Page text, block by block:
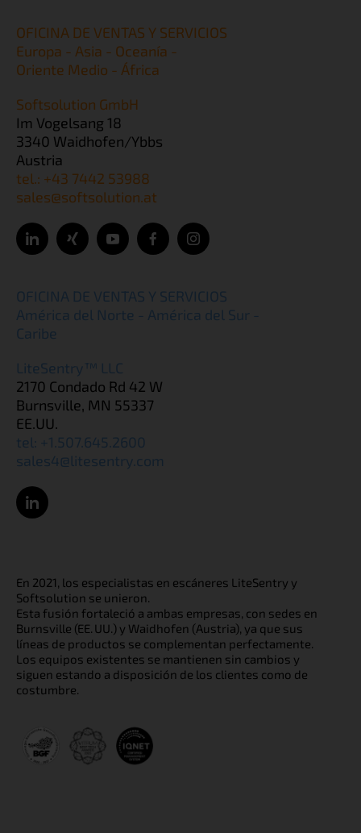
OFICINA DE VENTAS Y SERVICIOS
Europa - Asia - Oceanía -
Oriente Medio - África
Softsolution GmbH
Im Vogelsang 18
3340 Waidhofen/Ybbs
Austria
tel.: +43 7442 53988
sales@softsolution.at
OFICINA DE VENTAS Y SERVICIOS
América del Norte - América del Sur -
Caribe
LiteSentry™ LLC
2170 Condado Rd 42 W
Burnsville, MN 55337
EE.UU.
tel: +1.507.645.2600
sales4@litesentry.com
En 2021, los especialistas en escáneres LiteSentry y
Softsolution se unieron.
Esta fusión fortaleció a ambas empresas, con sedes en
Burnsville (EE. UU.) y Waidhofen (Austria), ya que sus
líneas de productos se complementan perfectamente.
Los equipos existentes se mantienen sin cambios y
siguen estando a disposición de los clientes como de
costumbre.